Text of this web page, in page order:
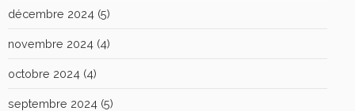
décembre 2024 (5)
novembre 2024 (4)
octobre 2024 (4)
septembre 2024 (5)